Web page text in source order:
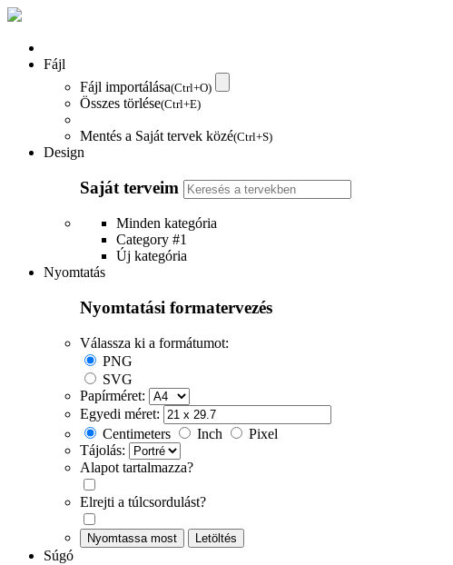
Fájl
Fájl importálása(Ctrl+O)
Összes törlése(Ctrl+E)
Mentés a Saját tervek közé(Ctrl+S)
Design
Saját terveim
Minden kategória
Category #1
Új kategória
Nyomtatás
Nyomtatási formatervezés
Válassza ki a formátumot:
PNG
SVG
Papírméret:
Egyedi méret:
Centimeters
Inch
Pixel
Tájolás:
Alapot tartalmazza?
Elrejti a túlcsordulást?
Nyomtassa most Letöltés
Súgó